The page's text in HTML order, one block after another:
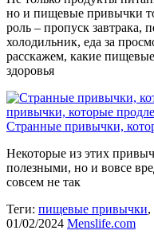
но и пищевые привычки
роль – пропуск завтрака,
холодильник, еда за
расскажем, какие
здоровья
привычки, которые
Странные привычки,
Некоторые из этих
полезными, но и вовсе
совсем не так
Теги: пищевые привычки,
01/02/2024 Menslife.com